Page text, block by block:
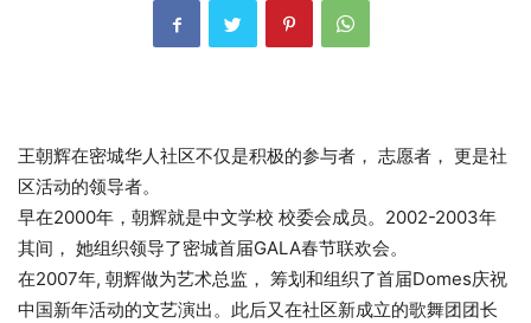
王朝辉在密城华人社区不仅是积极的参与者， 志愿者， 更是社
区活动的领导者。
早在2000年，朝辉就是中文学校 校委会成员。2002-2003年
其间， 她组织领导了密城首届GALA春节联欢会。
在2007年, 朝辉做为艺术总监， 筹划和组织了首届Domes庆祝
中国新年活动的文艺演出。此后又在社区新成立的歌舞团团长